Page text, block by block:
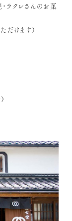
ラクレさんのお菓
だけます）